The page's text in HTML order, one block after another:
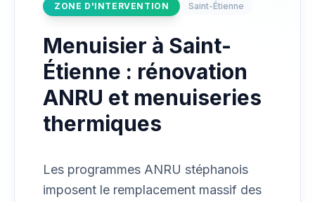
ZONE D'INTERVENTION Saint-Étienne
Menuisier à Saint-
Étienne : rénovation
ANRU et menuiseries
thermiques
Les programmes ANRU stéphanois
imposent le remplacement massif des